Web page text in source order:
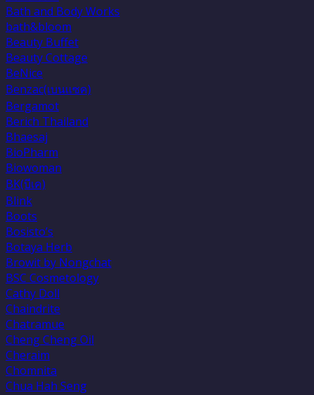
Bath and Body Works
bath&bloom
Beauty Buffet
Beauty Cottage
BeNice
Benzac(เบนเเซค)
Bergamot
Berich Thailand
Bhaesaj
BioPharm
Biowoman
BK(บีเค)
Blink
Boots
Bosisto’s
Botaya Herb
Browit by Nongchat
BSC Cosmetology
Cathy Doll
Chaindrite
Chatramue
Cheng Cheng Oil
Cheraim
Chomnita
Chua Hah Seng